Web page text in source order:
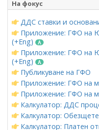
На фокус
ДДС ставки и
Приложение: ГФО на
(+Eng)
Приложение: ГФО на
(+Eng)
Публикуване на ГФО
Приложение: ГФО на
Приложение: ГФО на
Калкулатор: ДДС
Калкулатор:
Калкулатор: Платен